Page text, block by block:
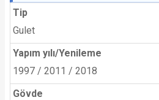
Tip
Gulet
Yapım yılı/Yenileme
1997 / 2011 / 2018
Gövde